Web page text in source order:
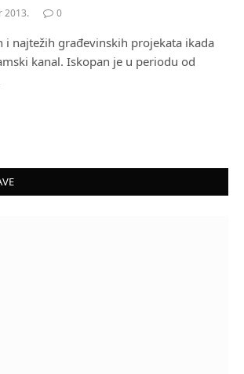
2013. 0
i najtežih građevinskih projekata ikada
kanal. Iskopan je u periodu od